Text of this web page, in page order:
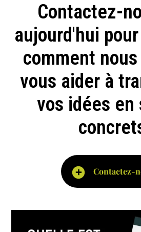
Contactez-
aujourd'hui
comment
vous aider à
vos idées en
Contactez-